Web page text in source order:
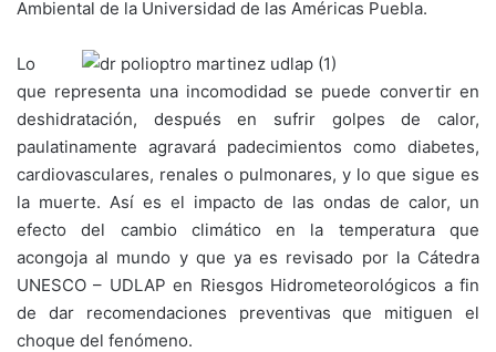
Ambiental de la Universidad de las Américas Puebla.
Lo
que representa una incomodidad se puede convertir en
deshidratación, después en sufrir golpes de calor,
paulatinamente agravará padecimientos como diabetes,
cardiovasculares, renales o pulmonares, y lo que sigue es
la muerte. Así es el impacto de las ondas de calor, un
efecto del cambio climático en la temperatura que
acongoja al mundo y que ya es revisado por la Cátedra
UNESCO – UDLAP en Riesgos Hidrometeorológicos a fin
de dar recomendaciones preventivas que mitiguen el
choque del fenómeno.